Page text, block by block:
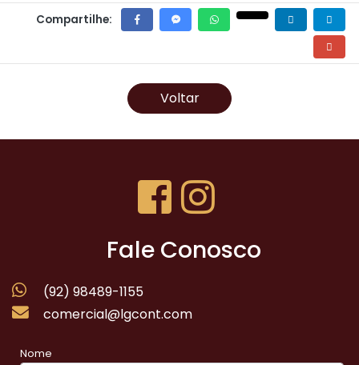
Compartilhe:
Voltar
Fale Conosco
(92) 98489-1155
comercial@lgcont.com
Nome